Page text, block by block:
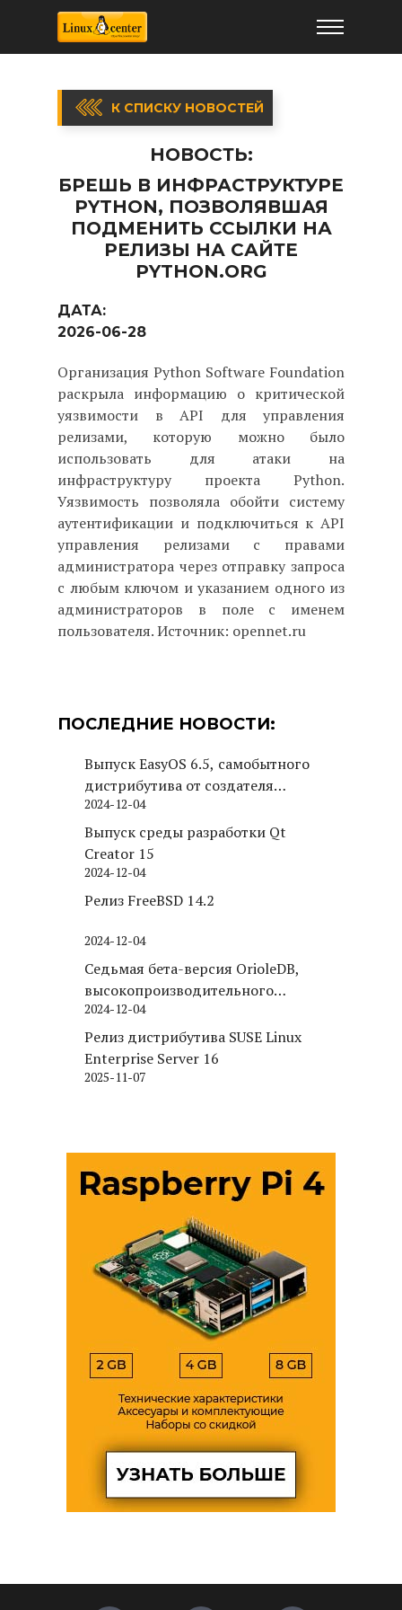
К СПИСКУ НОВОСТЕЙ
НОВОСТЬ:
БРЕШЬ В ИНФРАСТРУКТУРЕ
PYTHON, ПОЗВОЛЯВШАЯ
ПОДМЕНИТЬ ССЫЛКИ НА
РЕЛИЗЫ НА САЙТЕ
PYTHON.ORG
ДАТА:
2026-06-28
Организация Python Software Foundation
раскрыла информацию о критической
уязвимости в API для управления
релизами, которую можно было
использовать для атаки на
инфраструктуру проекта Python.
Уязвимость позволяла обойти систему
аутентификации и подключиться к API
управления релизами с правами
администратора через отправку запроса
с любым ключом и указанием одного из
администраторов в поле с именем
пользователя. Источник: opennet.ru
ПОСЛЕДНИЕ НОВОСТИ:
Выпуск EasyOS 6.5, самобытного
дистрибутива от создателя
Puppy Linux
2024-12-04
Выпуск среды разработки Qt
Creator 15
2024-12-04
Релиз FreeBSD 14.2
2024-12-04
Седьмая бета-версия OrioleDB,
высокопроизводительного
движка хранения для PostgreSQL
2024-12-04
Релиз дистрибутива SUSE Linux
Enterprise Server 16
2025-11-07